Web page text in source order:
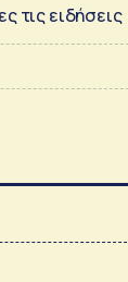
τις ειδήσεις